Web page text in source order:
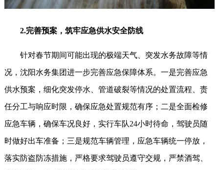
2.完善预案，筑牢应急供水安全防线
针对春节期间可能出现的极端天气、突发水务故障等情
况，沈阳水务集团进一步完善应急保障体系。一是完善应急
供水预案，细化突发停水、管道破裂等情况的处置流程、责
任分工与响应时限，确保应急处置规范有序；二是全面检修
应急车辆，确保车况良好，实行车队24小时待命，驾驶员随
时做好出车准备；三是规范车辆管理，应急车辆统一停放，
落实防盗防冻措施，严格要求驾驶员遵守交规，严禁酒驾、